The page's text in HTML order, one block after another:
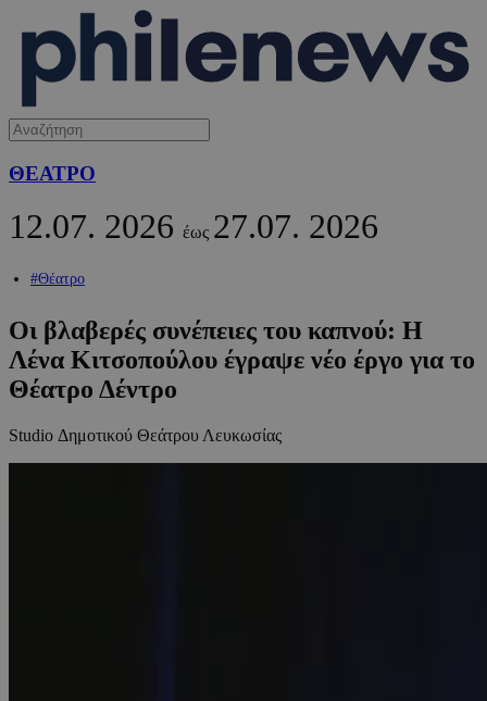
ΘΕΑΤΡΟ
12.07. 2026 έως 27.07. 2026
#Θέατρο
Οι βλαβερές συνέπειες του καπνού: Η
Λένα Κιτσοπούλου έγραψε νέο έργο για το
Θέατρο Δέντρο
Studio Δημοτικού Θεάτρου Λευκωσίας